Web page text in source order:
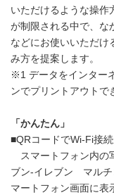
いただけるような操作
が制限される中で、な
などにお使いいただけ
み方を提案します。
※1 データをインター
ンでプリントアウトで
「かんたん」
■QRコードでWi-Fi接続
スマートフォン内の
ブン‐イレブン マル
マートフォン画面に表